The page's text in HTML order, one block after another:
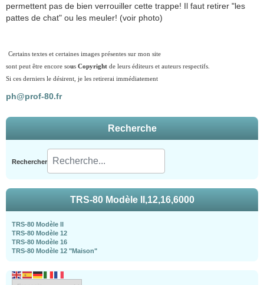
permettent pas de bien verrouiller cette trappe! Il faut retirer "les
pattes de chat" ou les meuler! (voir photo)
Certains textes et certaines images présentes sur mon site
sont peut être encore sous Copyright de leurs éditeurs et auteurs respectifs.
Si ces derniers le désirent, je les retirerai immédiatement
ph@prof-80.fr
Recherche
Rechercher
TRS-80 Modèle II,12,16,6000
TRS-80 Modèle II
TRS-80 Modèle 12
TRS-80 Modèle 16
TRS-80 Modèle 12 "Maison"